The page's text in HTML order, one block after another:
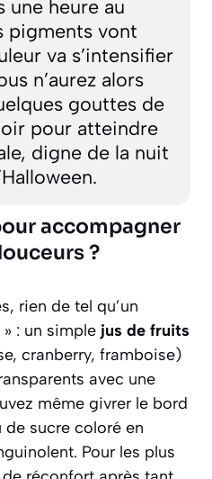
une heure au
pigments vont
va s’intensifier
n’aurez alors
gouttes de
pour atteindre
digne de la nuit
accompagner
?
rien de tel qu’un
: un simple jus de fruits
cranberry, framboise)
avec une
même givrer le bord
de sucre coloré en
Pour les plus